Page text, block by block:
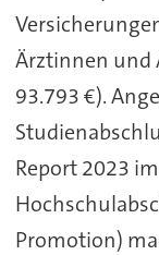
Ärztinnen und
93.793 €).
Report 2023
Promotion)